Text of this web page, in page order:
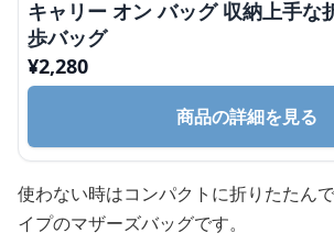
キャリー オン バッグ 収納上手な
歩バッグ
¥2,280
商品の詳細を見る
使わない時はコンパクトに折りたたん
イプのマザーズバッグです。